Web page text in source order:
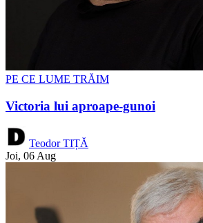
PE CE LUME TRĂIM
Victoria lui aproape-gunoi
Teodor TIȚĂ
Joi, 06 Aug